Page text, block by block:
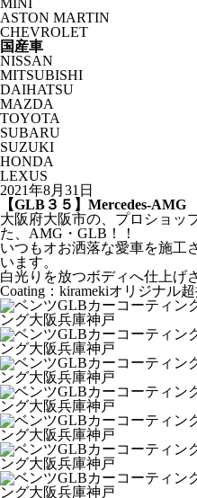
MINI
ASTON MARTIN
CHEVROLET
国産車
NISSAN
MITSUBISHI
DAIHATSU
MAZDA
TOYOTA
SUBARU
SUZUKI
HONDA
LEXUS
2021年8月31日
【GLB３５】Mercedes-
大阪府大阪市の、プロショッ
た、AMG・GLB！！
いつもオお洒落な愛車を施工
います。
白光りを放つボディへ仕上げ
Coating：kiramekiオリジナル